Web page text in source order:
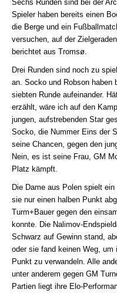
Sechs Runden sind bei der
Spieler haben bereits einen
die Berge und ein
versuchen, auf der
berichtet aus Tromsø.
Drei Runden sind noch zu
an. Socko und Robson haben
siebten Runde aufeinander.
erzählt, wäre ich auf den
jungen, aufstrebenden Star
Socko, die Nummer Eins der
seine Chancen, gegen den
Nein, es ist seine Frau, GM
Platz kämpft.
Die Dame aus Polen spielt
sie nur einen halben Punkt
Turm+Bauer gegen den
konnte. Die Nalimov-
Schwarz auf Gewinn stand,
oder sie fand keinen Weg, um
Punkt zu verwandeln. Alle
unter anderem gegen GM
Partien liegt ihre Elo-